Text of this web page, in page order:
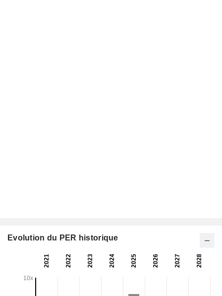
Evolution du PER historique